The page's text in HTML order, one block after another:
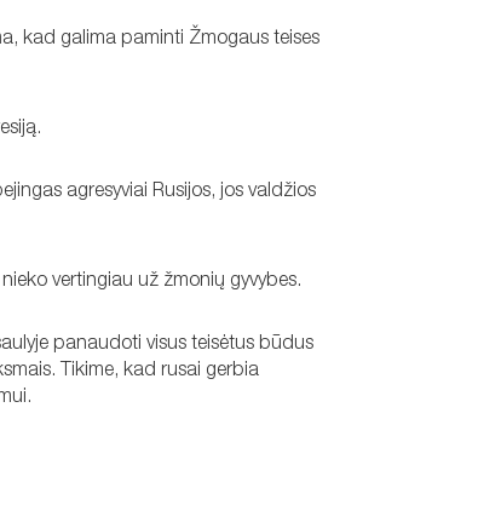
kad galima paminti Žmogaus teises
agresyviai Rusijos, jos valdžios
vertingiau už žmonių gyvybes.
panaudoti visus teisėtus būdus
Tikime, kad rusai gerbia